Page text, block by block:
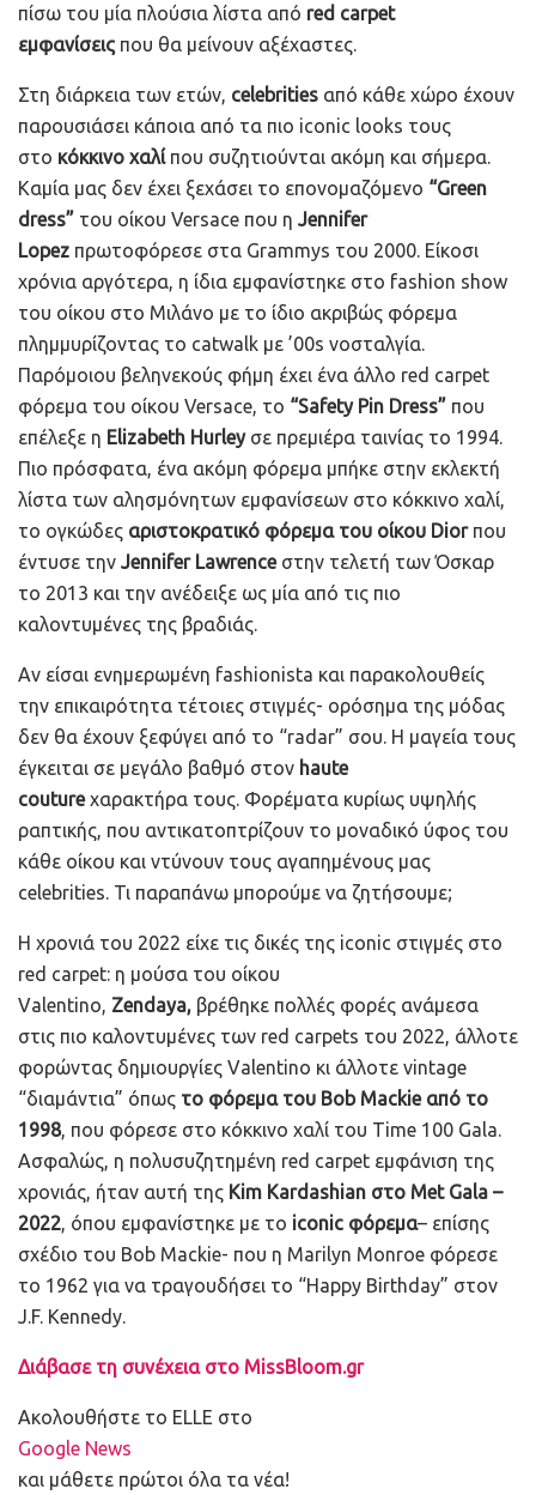
πίσω του μία πλούσια λίστα από red carpet
εμφανίσεις που θα μείνουν αξέχαστες.
Στη διάρκεια των ετών, celebrities από κάθε χώρο έχουν
παρουσιάσει κάποια από τα πιο iconic looks τους
στο κόκκινο χαλί που συζητιούνται ακόμη και σήμερα.
Καμία μας δεν έχει ξεχάσει το επονομαζόμενο “Green
dress” του οίκου Versace που η Jennifer
Lopez πρωτοφόρεσε στα Grammys του 2000. Είκοσι
χρόνια αργότερα, η ίδια εμφανίστηκε στο fashion show
του οίκου στο Μιλάνο με το ίδιο ακριβώς φόρεμα
πλημμυρίζοντας το catwalk με ’00s νοσταλγία.
Παρόμοιου βεληνεκούς φήμη έχει ένα άλλο red carpet
φόρεμα του οίκου Versace, το “Safety Pin Dress” που
επέλεξε η Elizabeth Hurleyσε πρεμιέρα ταινίας το 1994.
Πιο πρόσφατα, ένα ακόμη φόρεμα μπήκε στην εκλεκτή
λίστα των αλησμόνητων εμφανίσεων στο κόκκινο χαλί,
το ογκώδες αριστοκρατικό φόρεμα του οίκου Diorπου
έντυσε την Jennifer Lawrence στην τελετή των Όσκαρ
το 2013 και την ανέδειξε ως μία από τις πιο
καλοντυμένες της βραδιάς.
Αν είσαι ενημερωμένη fashionista και παρακολουθείς
την επικαιρότητα τέτοιες στιγμές- ορόσημα της μόδας
δεν θα έχουν ξεφύγει από το “radar” σου. Η μαγεία τους
έγκειται σε μεγάλο βαθμό στον haute
coutureχαρακτήρα τους. Φορέματα κυρίως υψηλής
ραπτικής, που αντικατοπτρίζουν το μοναδικό ύφος του
κάθε οίκου και ντύνουν τους αγαπημένους μας
celebrities. Τι παραπάνω μπορούμε να ζητήσουμε;
Η χρονιά του 2022 είχε τις δικές της iconic στιγμές στο
red carpet: η μούσα του οίκου
Valentino, Zendaya, βρέθηκε πολλές φορές ανάμεσα
στις πιο καλοντυμένες των red carpets του 2022, άλλοτε
φορώντας δημιουργίες Valentino κι άλλοτε vintage
“διαμάντια” όπως το φόρεμα του Bob Mackie από το
1998, που φόρεσε στο κόκκινο χαλί του Time 100 Gala.
Ασφαλώς, η πολυσυζητημένη red carpet εμφάνιση της
χρονιάς, ήταν αυτή της Kim Kardashian στο Met Gala –
2022, όπου εμφανίστηκε με το iconic φόρεμα– επίσης
σχέδιο του Bob Mackie- που η Marilyn Monroe φόρεσε
το 1962 για να τραγουδήσει το “Happy Birthday” στον
J.F. Kennedy.
Διάβασε τη συνέχεια στο MissBloom.gr
Ακολουθήστε το ELLE στο
Google News
και μάθετε πρώτοι όλα τα νέα!